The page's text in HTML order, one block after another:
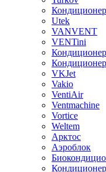
Utek
VANVENT
VENTini
VKJet
Vakio
VentiAir
Ventmachine
Vortice
Weltem
Арктос
Аэроблок